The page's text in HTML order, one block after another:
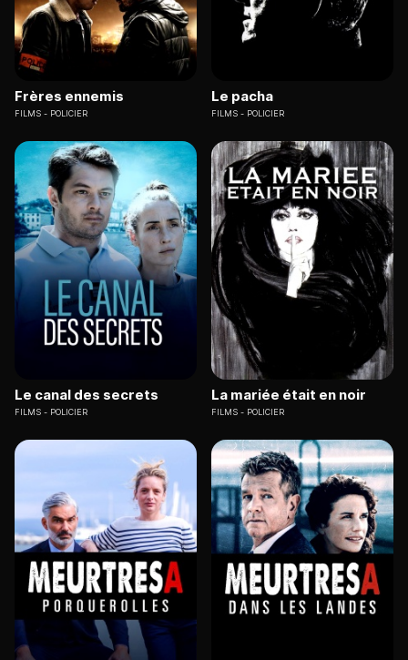
Frères ennemis
FILMS POLICIER
Le pacha
FILMS POLICIER
Le canal des secrets
FILMS POLICIER
La mariée était en noir
FILMS POLICIER